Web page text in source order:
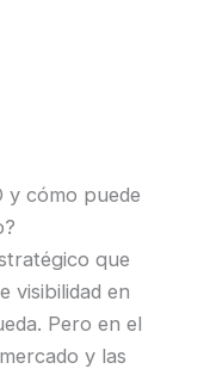
y cómo puede
que
visibilidad en
Pero en el
y las